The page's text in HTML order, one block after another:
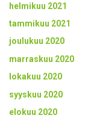
helmikuu 2021
tammikuu 2021
joulukuu 2020
marraskuu 2020
lokakuu 2020
syyskuu 2020
elokuu 2020